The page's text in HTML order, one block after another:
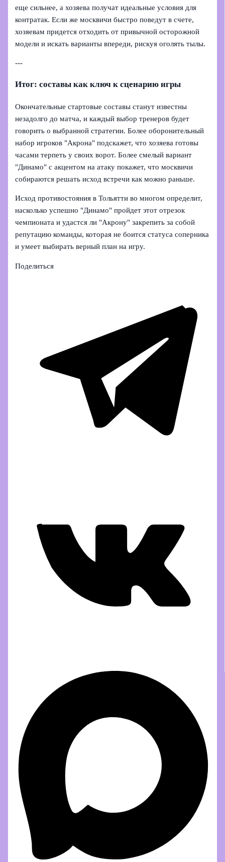
еще сильнее, а хозяева получат идеальные условия для
контратак. Если же москвичи быстро поведут в счете,
хозяевам придется отходить от привычной осторожной
модели и искать варианты впереди, рискуя оголять тылы.
---
Итог: составы как ключ к сценарию игры
Окончательные стартовые составы станут известны
незадолго до матча, и каждый выбор тренеров будет
говорить о выбранной стратегии. Более оборонительный
набор игроков "Акрона" подскажет, что хозяева готовы
часами терпеть у своих ворот. Более смелый вариант
"Динамо" с акцентом на атаку покажет, что москвичи
собираются решать исход встречи как можно раньше.
Исход противостояния в Тольятти во многом определит,
насколько успешно "Динамо" пройдет этот отрезок
чемпионата и удастся ли "Акрону" закрепить за собой
репутацию команды, которая не боится статуса соперника
и умеет выбирать верный план на игру.
Поделиться